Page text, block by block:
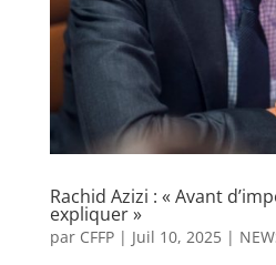
Rachid Azizi : « Avant
expliquer »
par CFFP| Juil 10, 2025|